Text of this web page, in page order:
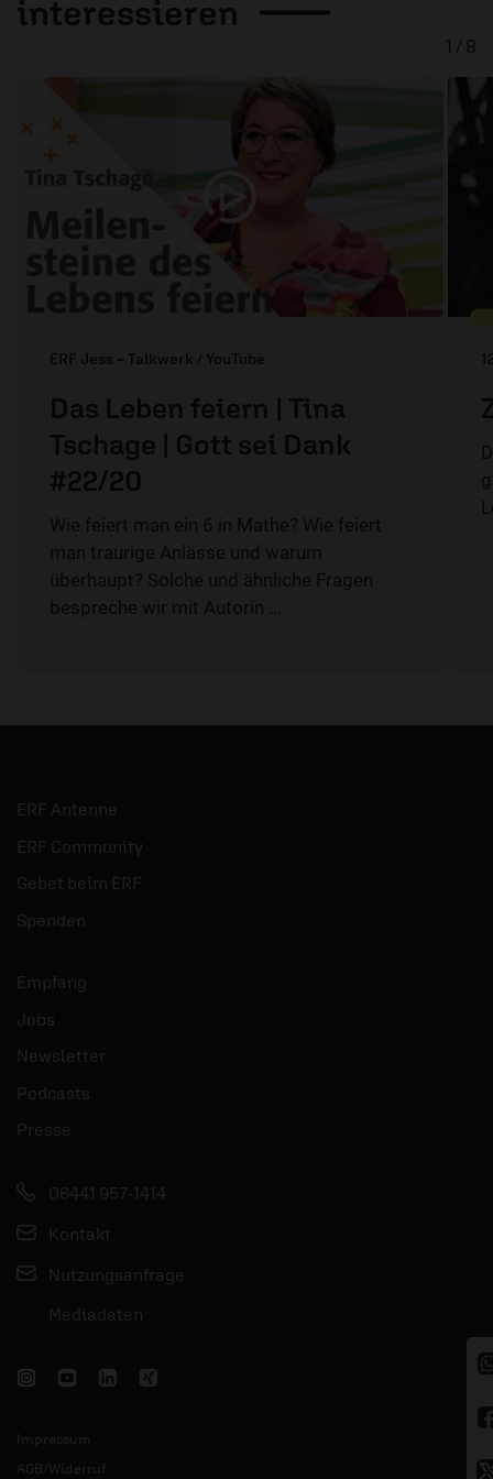
interessieren
ERF Jess – Talkwerk / YouTube
Das Leben feiern | Tina
Tschage | Gott sei Dank
#22/20
Wie feiert man ein 6 in Mathe? Wie feiert
man traurige Anlässe und warum
überhaupt? Solche und ähnliche Fragen
bespreche wir mit Autorin ...
1 / 8
ERF Antenne
ERF Community
Gebet beim ERF
Spenden
Empfang
Jobs
Newsletter
Podcasts
Presse
06441 957-1414
Kontakt
Nutzungsanfrage
Mediadaten
Impressum
AGB/Widerruf